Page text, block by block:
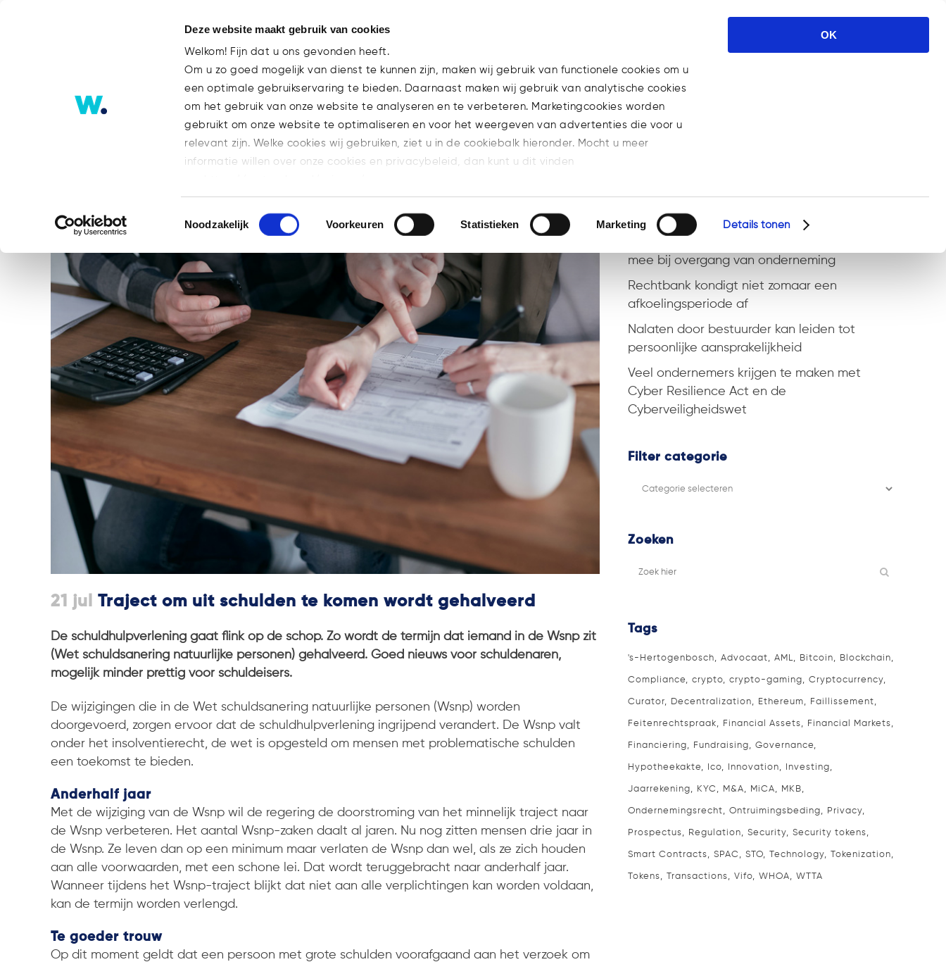
Deze website maakt gebruik van cookies
Welkom! Fijn dat u ons gevonden heeft.
Om u zo goed mogelijk van dienst te kunnen zijn, maken wij gebruik van functionele cookies om u
een optimale gebruikservaring te bieden. Daarnaast maken wij gebruik van analytische cookies
om het gebruik van onze website te analyseren en te verbeteren. Marketingcookies worden
gebruikt om onze website te optimaliseren en voor het weergeven van advertenties die voor u
relevant zijn. Welke cookies wij gebruiken, ziet u in de cookiebalk hieronder. Mocht u meer
informatie willen over onze cookies en privacybeleid, dan kunt u dit vinden
Geef a.u.b. hieronder aan welke cookies u accepteert.
Toestemmingsselectie
Noodzakelijk Voorkeuren Statistieken Marketing Details tonen
OK
Traject om uit schulden te komen wordt gehalveerd > Team Eline Janssen
gehalveerd
21 jul Traject om uit schulden te komen wordt gehalveerd
De schuldhulpverlening gaat flink op de schop. Zo wordt de termijn dat iemand in de Wsnp zit
(Wet schuldsanering natuurlijke personen) gehalveerd. Goed nieuws voor schuldenaren,
mogelijk minder prettig voor schuldeisers.
De wijzigingen die in de Wet schuldsanering natuurlijke personen (Wsnp) worden
doorgevoerd, zorgen ervoor dat de schuldhulpverlening ingrijpend verandert. De Wsnp valt
onder het insolventierecht, de wet is opgesteld om mensen met problematische schulden
een toekomst te bieden.
Anderhalf jaar
Met de wijziging van de Wsnp wil de regering de doorstroming van het minnelijk traject naar
de Wsnp verbeteren. Het aantal Wsnp-zaken daalt al jaren. Nu nog zitten mensen drie jaar in
de Wsnp. Ze leven dan op een minimum maar verlaten de Wsnp dan wel, als ze zich houden
aan alle voorwaarden, met een schone lei. Dat wordt teruggebracht naar anderhalf jaar.
Wanneer tijdens het Wsnp-traject blijkt dat niet aan alle verplichtingen kan worden voldaan,
kan de termijn worden verlengd.
Te goeder trouw
Op dit moment geldt dat een persoon met grote schulden voorafgaand aan het verzoek om
Steeds meer bedrijven aansprakelijk voor
gebrekkige AI-producten
mee bij overgang van onderneming
Rechtbank kondigt niet zomaar een
afkoelingsperiode af
Nalaten door bestuurder kan leiden tot
persoonlijke aansprakelijkheid
Veel ondernemers krijgen te maken met
Cyber Resilience Act en de
Cyberveiligheidswet
Filter categorie
Filter
Zoeken
Tags
's-Hertogenbosch Advocaat AML Bitcoin Blockchain
Compliance crypto crypto-gaming Cryptocurrency
Curator Decentralization Ethereum Faillissement
Feitenrechtspraak Financial Assets Financial Markets
Financiering Fundraising Governance
Hypotheekakte Ico Innovation Investing
Jaarrekening KYC M&A MiCA MKB
Ondernemingsrecht Ontruimingsbeding Privacy
Prospectus Regulation Security Security tokens
Smart Contracts SPAC STO Technology Tokenization
Tokens Transactions Vifo WHOA WTTA